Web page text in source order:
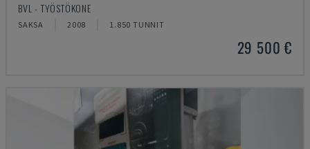
BVL - TYÖSTÖKONE
SAKSA 2008 1.850 TUNNIT
29 500 €